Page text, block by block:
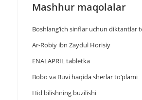
Mashhur maqolalar
Boshlang’ich sinflar uchun diktantlar
Ar-Robiy ibn Zaydul Horisiy
ENALAPRIL tabletka
Bobo va Buvi haqida sherlar to‘plami
Hid bilishning buzilishi